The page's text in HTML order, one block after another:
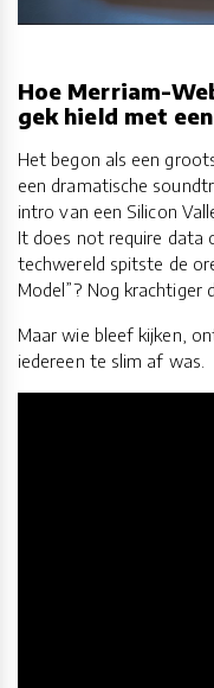
Hoe Merriam-
gek hield met
Het begon als een
een dramatische
intro van een Silicon
It does not require data
techwereld spitste de
Model”? Nog krachtiger
Maar wie bleef kijken,
iedereen te slim af was.